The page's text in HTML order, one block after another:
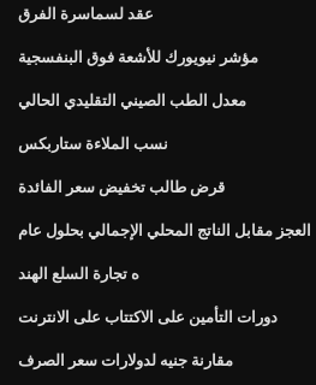
عقد لسماسرة الفرق
مؤشر نيويورك للأشعة فوق البنفسجية
معدل الطب الصيني التقليدي الحالي
نسب الملاءة ستاربكس
قرض طالب تخفيض سعر الفائدة
العجز مقابل الناتج المحلي الإجمالي بحلول عام
ه تجارة السلع الهند
دورات التأمين على الاكتتاب على الانترنت
مقارنة جنيه لدولارات سعر الصرف